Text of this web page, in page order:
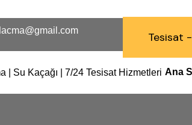
Tesisat -
Ana